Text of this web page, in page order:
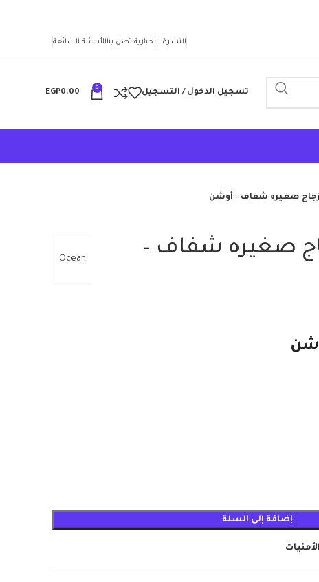
النشرة الإخباريةاتصل بناالأسئلة الشائعة
تسجيل الدخول / التسجيل
0
EGP0.00
صغيره شفاف – أوشن
Ocean
صغيره شفاف –
إضافة إلى السلة